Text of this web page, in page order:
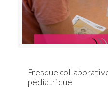
Fresque
pédiatrique